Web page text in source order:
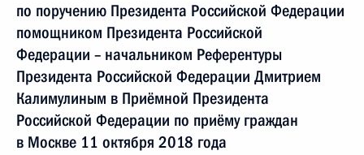
по поручению Президента Российской Федерации
помощником Президента Российской
Федерации – начальником Референтуры
Президента Российской Федерации Дмитрием
Калимулиным в Приёмной Президента
Российской Федерации по приёму граждан
в Москве 11 октября 2018 года